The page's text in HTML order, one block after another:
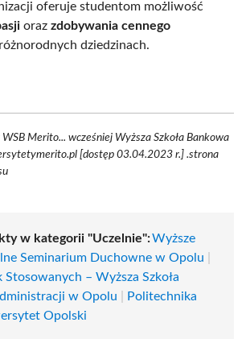
oferuje studentom możliwość
oraz zdobywania cennego
dziedzinach.
Merito... wcześniej Wyższa Szkoła Bankowa
[dostęp 03.04.2023 r.] .strona
w kategorii "Uczelnie":Wyższe
Seminarium Duchowne w Opolu
Stosowanych – Wyższa Szkoła
w Opolu
Politechnika
Opolski